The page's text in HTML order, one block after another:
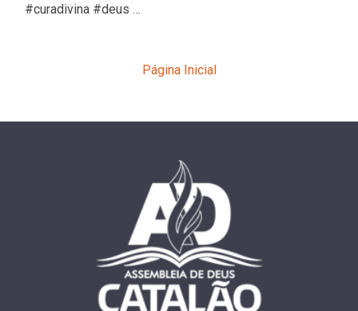
#curadivina #deus …
Página Inicial